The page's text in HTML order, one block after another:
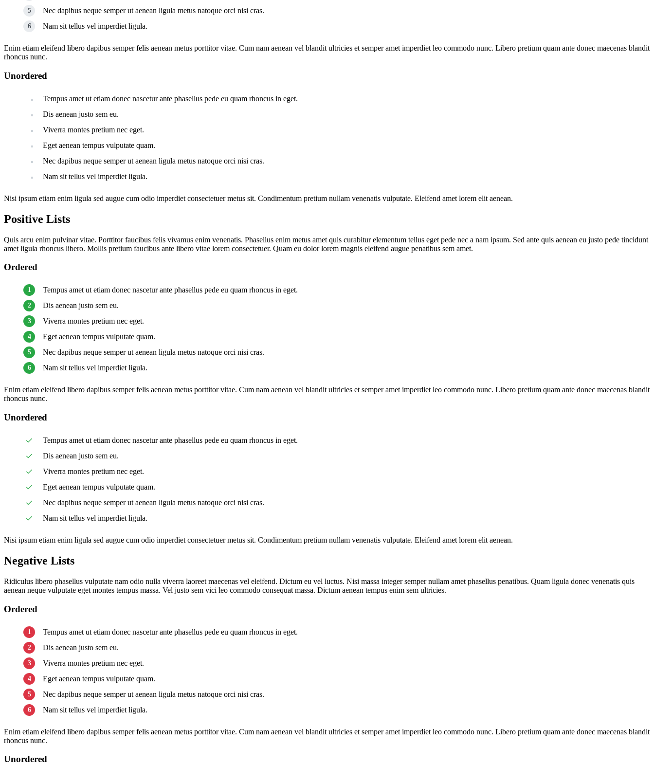
Nec dapibus neque semper ut aenean ligula metus natoque orci nisi cras.
Nam sit tellus vel imperdiet ligula.
Enim etiam eleifend libero dapibus semper felis aenean metus porttitor vitae. Cum nam aenean vel blandit ultricies et semper amet imperdiet leo commodo nunc. Libero pretium quam ante donec maecenas blandit
rhoncus nunc.
Unordered
Tempus amet ut etiam donec nascetur ante phasellus pede eu quam rhoncus in eget.
Dis aenean justo sem eu.
Viverra montes pretium nec eget.
Eget aenean tempus vulputate quam.
Nec dapibus neque semper ut aenean ligula metus natoque orci nisi cras.
Nam sit tellus vel imperdiet ligula.
Nisi ipsum etiam enim ligula sed augue cum odio imperdiet consectetuer metus sit. Condimentum pretium nullam venenatis vulputate. Eleifend amet lorem elit aenean.
Positive Lists
Quis arcu enim pulvinar vitae. Porttitor faucibus felis vivamus enim venenatis. Phasellus enim metus amet quis curabitur elementum tellus eget pede nec a nam ipsum. Sed ante quis aenean eu justo pede tincidunt
amet ligula rhoncus libero. Mollis pretium faucibus ante libero vitae lorem consectetuer. Quam eu dolor lorem magnis eleifend augue penatibus sem amet.
Ordered
Tempus amet ut etiam donec nascetur ante phasellus pede eu quam rhoncus in eget.
Dis aenean justo sem eu.
Viverra montes pretium nec eget.
Eget aenean tempus vulputate quam.
Nec dapibus neque semper ut aenean ligula metus natoque orci nisi cras.
Nam sit tellus vel imperdiet ligula.
Enim etiam eleifend libero dapibus semper felis aenean metus porttitor vitae. Cum nam aenean vel blandit ultricies et semper amet imperdiet leo commodo nunc. Libero pretium quam ante donec maecenas blandit
rhoncus nunc.
Unordered
Tempus amet ut etiam donec nascetur ante phasellus pede eu quam rhoncus in eget.
Dis aenean justo sem eu.
Viverra montes pretium nec eget.
Eget aenean tempus vulputate quam.
Nec dapibus neque semper ut aenean ligula metus natoque orci nisi cras.
Nam sit tellus vel imperdiet ligula.
Nisi ipsum etiam enim ligula sed augue cum odio imperdiet consectetuer metus sit. Condimentum pretium nullam venenatis vulputate. Eleifend amet lorem elit aenean.
Negative Lists
Ridiculus libero phasellus vulputate nam odio nulla viverra laoreet maecenas vel eleifend. Dictum eu vel luctus. Nisi massa integer semper nullam amet phasellus penatibus. Quam ligula donec venenatis quis
aenean neque vulputate eget montes tempus massa. Vel justo sem vici leo commodo consequat massa. Dictum aenean tempus enim sem ultricies.
Ordered
Tempus amet ut etiam donec nascetur ante phasellus pede eu quam rhoncus in eget.
Dis aenean justo sem eu.
Viverra montes pretium nec eget.
Eget aenean tempus vulputate quam.
Nec dapibus neque semper ut aenean ligula metus natoque orci nisi cras.
Nam sit tellus vel imperdiet ligula.
Enim etiam eleifend libero dapibus semper felis aenean metus porttitor vitae. Cum nam aenean vel blandit ultricies et semper amet imperdiet leo commodo nunc. Libero pretium quam ante donec maecenas blandit
rhoncus nunc.
Unordered